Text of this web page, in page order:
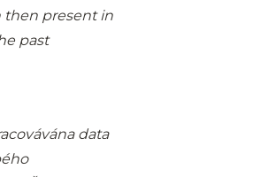
then present in
past
data